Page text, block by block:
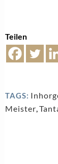
Teilen
TAGS:
Meister,